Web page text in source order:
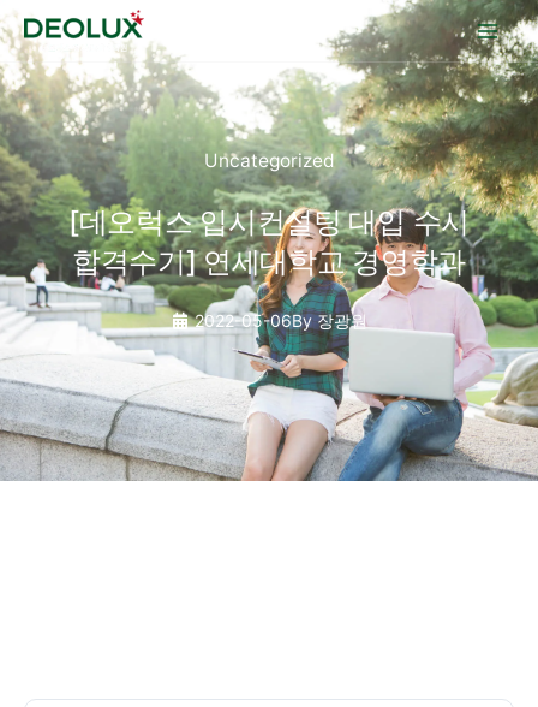
콘텐츠로
건너뛰기
Uncategorized
[데오럭스 입시컨설팅 대입 수시
합격수기] 연세대학교 경영학과
2022-05-06By장광원